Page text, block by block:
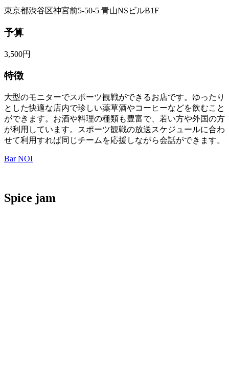
東京都渋谷区神宮前5-50-5 青山NSビルB1F
予算
3,500円
特徴
大型のモニターでスポーツ観戦ができるお店です。ゆったり
とした快適な店内で珍しい薬草酒やコーヒーなどを飲むこと
ができます。お酒や料理の種類も豊富で、若い方や外国の方
が利用しています。スポーツ観戦の放送スケジュールに合わ
せて利用すれば同じチームを応援しながら会話ができます。
Bar NOI
Spice jam